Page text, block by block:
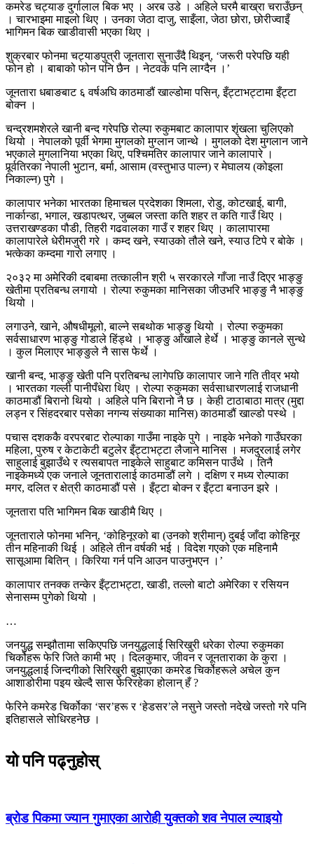
कमरेड चट्याङ दुर्गालाल बिक भए । अरब उडे । अहिले घरमै बाख्रा चराउँछन्
। चारभाइमा माइलो थिए । उनका जेठा दाजु, साइँला, जेठा छोरा, छोरीज्वाइँ
भागिमन बिक खाडीवासी भएका थिए ।
शुक्रबार फोनमा चट्याङपुत्री जूनतारा सुनाउँदै थिइन्, ‘जरूरी परेपछि यही
फोन हो । बाबाको फोन पनि छैन । नेटवर्क पनि लाग्दैन ।’
जूनतारा धबाङबाट ६ वर्षअघि काठमाडौं खाल्डोमा पसिन्, इँट्टाभट्टामा इँट्टा
बोक्न ।
चन्द्रशमशेरले खानी बन्द गरेपछि रोल्पा रुकुमबाट कालापार शृंखला चुलिएको
थियो । नेपालको पूर्वी भेगमा मुगलको मुग्लान जान्थे । मुगलको देश मुगलान जाने
भएकाले मुगलानिया भएका थिए, पश्चिमतिर कालापार जाने कालापारे ।
पूर्र्वतिरका नेपाली भुटान, बर्मा, आसाम (वस्तुभाउ पाल्न) र मेघालय (कोइला
निकाल्न) पुगे ।
कालापार भनेका भारतका हिमाचल प्रदेशका शिमला, रोडु, कोटखाई, बागी,
नार्कान्डा, भगाल, खडापत्थर, जुब्बल जस्ता कति शहर त कति गाउँ थिए ।
उत्तराखण्डका पौडी, तिहरी गढवालका गाउँ र शहर थिए । कालापारमा
कालापारेले धेरीमजुरी गरे । कम्द खने, स्याउको तौले खने, स्याउ टिपे र बोके ।
भत्केका कम्दमा गारो लगाए ।
२०३२ मा अमेरिकी दबाबमा तत्कालीन श्री ५ सरकारले गाँजा नाउँ दिएर भाङ्ङु
खेतीमा प्रतिबन्ध लगायो । रोल्पा रुकुमका मानिसका जीउभरि भाङ्ङु नै भाङ्ङु
थियो ।
लगाउने, खाने, औषधीमूलो, बाल्ने सबथोक भाङ्ङु थियो । रोल्पा रुकुमका
सर्वसाधारण भाङ्ङु गोडाले हिंड्थे । भाङ्ङु आँखाले हेर्थे । भाङ्ङु कानले सुन्थे
। कुल मिलाएर भाङ्ङुले नै सास फेर्थे ।
खानी बन्द, भाङ्ङु खेती पनि प्रतिबन्ध लागेपछि कालापार जाने गति तीव्र भयो
। भारतका गल्ली पानीपँधेरा थिए । रोल्पा रुकुमका सर्वसाधारणलाई राजधानी
काठमाडौं बिरानो थियो । अहिले पनि बिरानो नै छ । केही टाठाबाठा मात्र (मुद्दा
लड्न र सिंहदरबार पसेका नगन्य संख्याका मानिस) काठमाडौं खाल्डो पस्थे ।
पचास दशककै वरपरबाट रोल्पाका गाउँमा नाइके पुगे । नाइके भनेको गाउँघरका
महिला, पुरुष र केटाकेटी बटुलेर इँट्टाभट्टा लैजाने मानिस । मजदुरलाई लगेर
साहुलाई बुझाउँथे र त्यसबापत नाइकेले साहुबाट कमिसन पाउँथे । तिनै
नाइकेमध्ये एक जनाले जूनतारालाई काठमाडौं लगे । दक्षिण र मध्य रोल्पाका
मगर, दलित र क्षेत्री काठमाडौं पसे । इँट्टा बोक्न र इँट्टा बनाउन झरे ।
जूनतारा पति भागिमन बिक खाडीमै थिए ।
जूनताराले फोनमा भनिन्, ‘कोहिनूरको बा (उनको श्रीमान्) दुबई जाँदा कोहिनूर
तीन महिनाकी थिई । अहिले तीन वर्षकी भई । विदेश गएको एक महिनामै
सासूआमा बितिन् । किरिया गर्न पनि आउन पाउनुभएन ।’
कालापार तनक्क तन्केर इँट्टाभट्टा, खाडी, तल्लो बाटो अमेरिका र रसियन
सेनासम्म पुगेको थियो ।
…
जनयुद्ध सम्झौतामा सकिएपछि जनयुद्धलाई सिरिखुरी धरेका रोल्पा रुकुमका
चिर्कोहरू फेरि जिते कामी भए । दिलकुमार, जीवन र जूनताराका के कुरा ।
जनयुद्धलाई जिन्दगीको सिरिखुरी बुझाएका कमरेड चिर्कोहरूले अचेल कुन
आशाडोरीमा पइय खेल्दै सास फेरिरहेका होलान् हँ ?
फेरिने कमरेड चिर्कोका ‘सर’हरू र ‘हेडसर’ले नसुने जस्तो नदेखे जस्तो गरे पनि
इतिहासले सोधिरहनेछ ।
यो पनि पढ्नुहोस्
ब्रोड पिकमा ज्यान गुमाएका आरोही युक्तको शव नेपाल ल्याइयो